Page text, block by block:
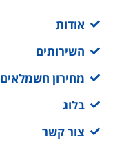
אודות
השירותים
מחירון חשמלאים 2025
בלוג
צור קשר